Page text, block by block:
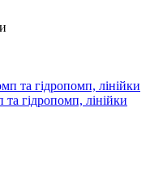
гідропомп, лінійки